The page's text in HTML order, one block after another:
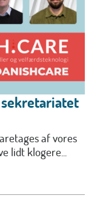
sekretariatet
af vores
lidt klogere...